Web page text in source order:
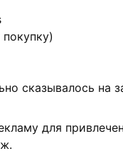
сказывалось на
для